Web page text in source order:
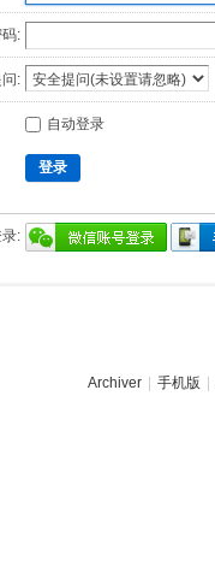
:
:
自动登录
登录
:
Archiver 手机版